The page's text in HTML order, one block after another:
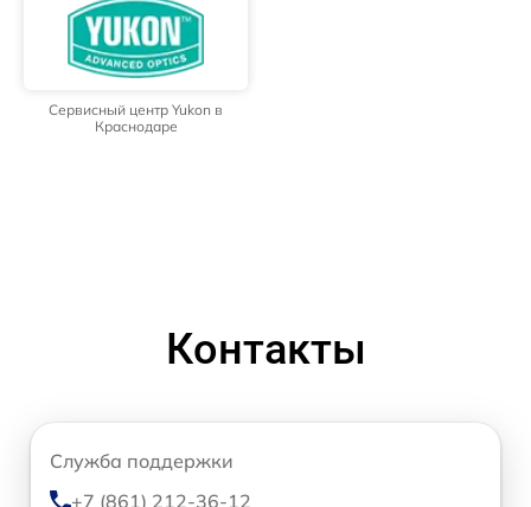
Сервисный центр Yukon в
Краснодаре
Контакты
Служба поддержки
+7 (861) 212-36-12